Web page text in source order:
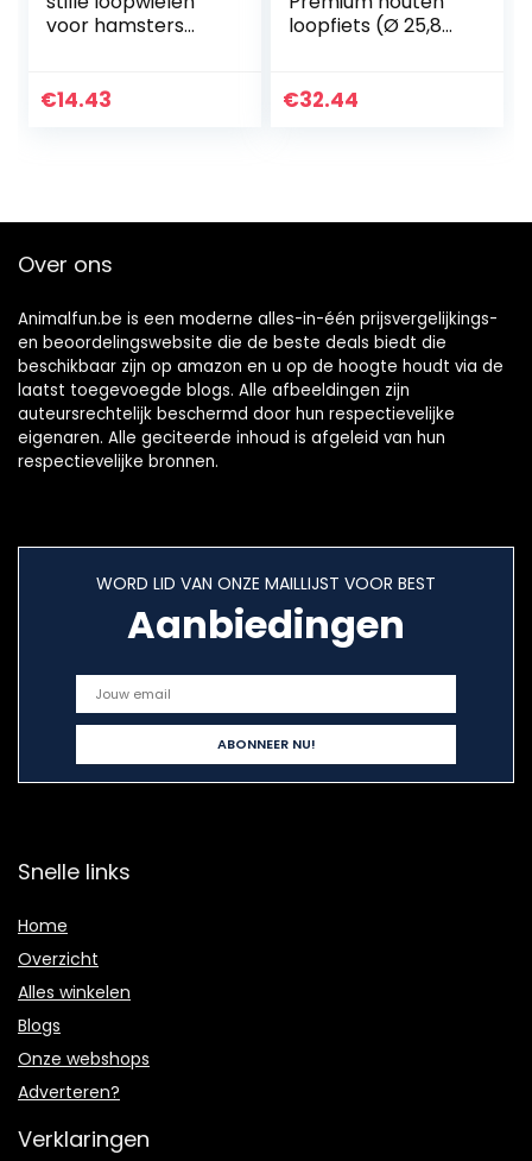
voor hamsters
entertainment(blu
€14.43
loopfiets (Ø 25,8
€32.44
Over ons
Animalfun.be is een moderne alles-in-één prijsvergelijkings-
en beoordelingswebsite die de beste deals biedt die
beschikbaar zijn op amazon en u op de hoogte houdt via de
laatst toegevoegde blogs. Alle afbeeldingen zijn
auteursrechtelijk beschermd door hun respectievelijke
eigenaren. Alle geciteerde inhoud is afgeleid van hun
respectievelijke bronnen.
WORD LID VAN ONZE MAILLIJST VOOR BEST
Aanbiedingen
Snelle links
Home
Overzicht
Alles winkelen
Blogs
Onze webshops
Adverteren?
Verklaringen